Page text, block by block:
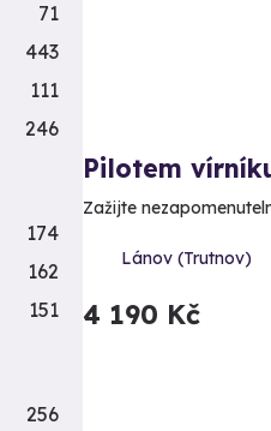
Pilotem
Zažijte
Lánov (Trutnov)
4 190 Kč
71
443
111
246
174
162
151
256